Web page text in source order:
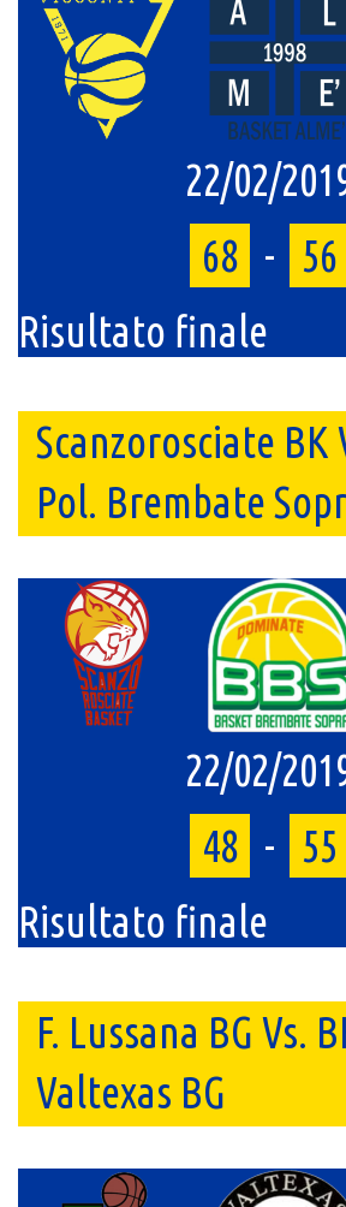
22/02/
68 -
56
Risultato finale
Scanzorosciate BK
Pol. Brembate
22/02/
48 -
55
Risultato finale
F. Lussana BG Vs.
Valtexas BG